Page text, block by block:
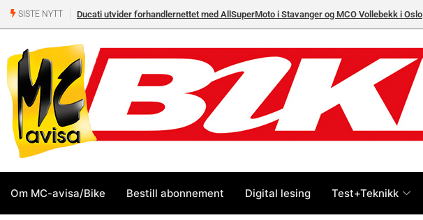
SISTE NYTT Ducati utvider forhandlernettet med AllSuperMoto i Stavanger og MCO Vollebekk i Oslo
Om MC-avisa/Bike Bestill abonnement Digital lesing Test+Teknikk